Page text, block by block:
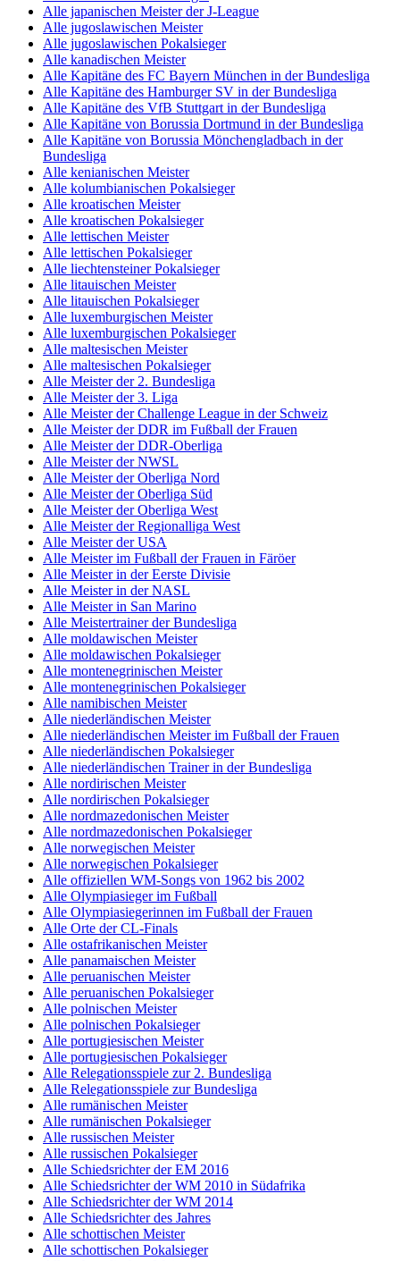
Alle japanischen Meister der J-League
Alle jugoslawischen Meister
Alle jugoslawischen Pokalsieger
Alle kanadischen Meister
Alle Kapitäne des FC Bayern München in der Bundesliga
Alle Kapitäne des Hamburger SV in der Bundesliga
Alle Kapitäne des VfB Stuttgart in der Bundesliga
Alle Kapitäne von Borussia Dortmund in der Bundesliga
Alle Kapitäne von Borussia Mönchengladbach in der
Bundesliga
Alle kenianischen Meister
Alle kolumbianischen Pokalsieger
Alle kroatischen Meister
Alle kroatischen Pokalsieger
Alle lettischen Meister
Alle lettischen Pokalsieger
Alle liechtensteiner Pokalsieger
Alle litauischen Meister
Alle litauischen Pokalsieger
Alle luxemburgischen Meister
Alle luxemburgischen Pokalsieger
Alle maltesischen Meister
Alle maltesischen Pokalsieger
Alle Meister der 2. Bundesliga
Alle Meister der 3. Liga
Alle Meister der Challenge League in der Schweiz
Alle Meister der DDR im Fußball der Frauen
Alle Meister der DDR-Oberliga
Alle Meister der NWSL
Alle Meister der Oberliga Nord
Alle Meister der Oberliga Süd
Alle Meister der Oberliga West
Alle Meister der Regionalliga West
Alle Meister der USA
Alle Meister im Fußball der Frauen in Färöer
Alle Meister in der Eerste Divisie
Alle Meister in der NASL
Alle Meister in San Marino
Alle Meistertrainer der Bundesliga
Alle moldawischen Meister
Alle moldawischen Pokalsieger
Alle montenegrinischen Meister
Alle montenegrinischen Pokalsieger
Alle namibischen Meister
Alle niederländischen Meister
Alle niederländischen Meister im Fußball der Frauen
Alle niederländischen Pokalsieger
Alle niederländischen Trainer in der Bundesliga
Alle nordirischen Meister
Alle nordirischen Pokalsieger
Alle nordmazedonischen Meister
Alle nordmazedonischen Pokalsieger
Alle norwegischen Meister
Alle norwegischen Pokalsieger
Alle offiziellen WM-Songs von 1962 bis 2002
Alle Olympiasieger im Fußball
Alle Olympiasiegerinnen im Fußball der Frauen
Alle Orte der CL-Finals
Alle ostafrikanischen Meister
Alle panamaischen Meister
Alle peruanischen Meister
Alle peruanischen Pokalsieger
Alle polnischen Meister
Alle polnischen Pokalsieger
Alle portugiesischen Meister
Alle portugiesischen Pokalsieger
Alle Relegationsspiele zur 2. Bundesliga
Alle Relegationsspiele zur Bundesliga
Alle rumänischen Meister
Alle rumänischen Pokalsieger
Alle russischen Meister
Alle russischen Pokalsieger
Alle Schiedsrichter der EM 2016
Alle Schiedsrichter der WM 2010 in Südafrika
Alle Schiedsrichter der WM 2014
Alle Schiedsrichter des Jahres
Alle schottischen Meister
Alle schottischen Pokalsieger